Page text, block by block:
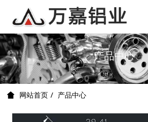
产品中心
网站首页 产品中心